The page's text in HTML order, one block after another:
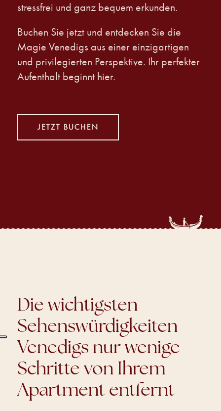
stressfrei und ganz bequem erkunden.
Buchen Sie jetzt und entdecken Sie die
Magie Venedigs aus einer einzigartigen
und privilegierten Perspektive. Ihr perfekter
Aufenthalt beginnt hier.
JETZT BUCHEN
Die wichtigsten
Sehenswürdigkeiten
Venedigs nur wenige
Schritte von Ihrem
Apartment entfernt